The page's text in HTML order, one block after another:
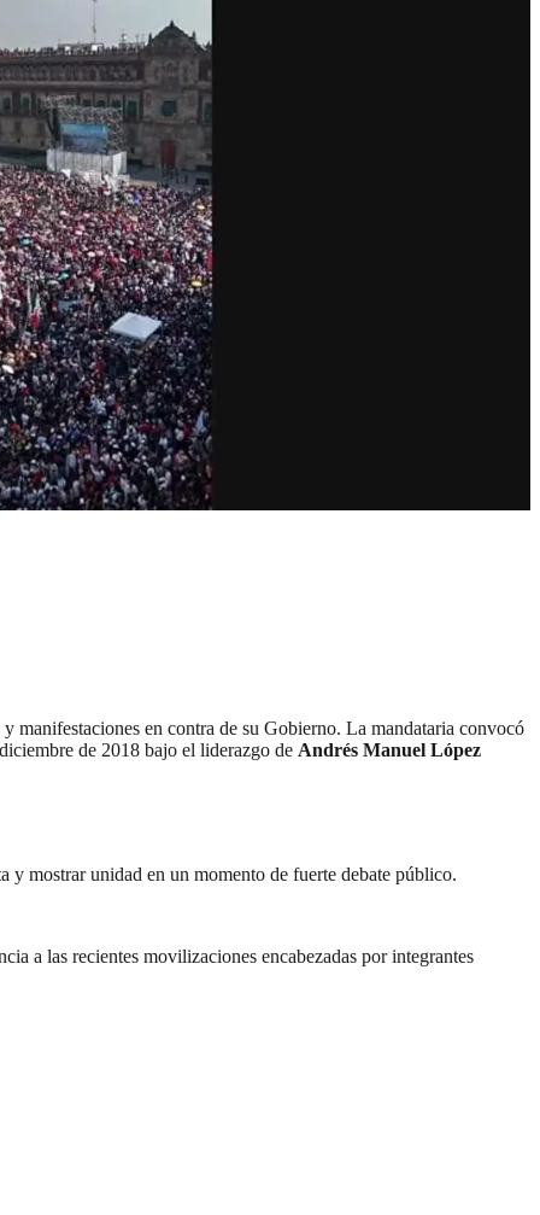
y manifestaciones en contra de su Gobierno. La mandataria convocó
de 2018 bajo el liderazgo de Andrés Manuel López
mostrar unidad en un momento de fuerte debate público.
a las recientes movilizaciones encabezadas por integrantes